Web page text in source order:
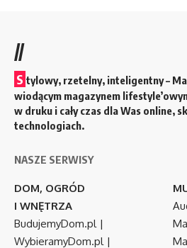
//
S tylowy, rzetelny, inteligentny –
wiodącym magazynem
w druku i cały czas dla Was online,
technologiach.
NASZE SERWISY
DOM, OGRÓD
I WNĘTRZA
BudujemyDom.pl|
WybieramyDom.pl|